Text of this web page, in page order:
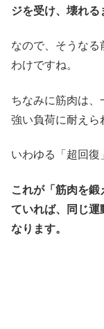
ジを受け、壊れる
なので、そうなる
わけですね。
ちなみに筋肉は、
強い負荷に耐えら
いわゆる「超回復
これが「筋肉を
ていれば、同じ運
なります。